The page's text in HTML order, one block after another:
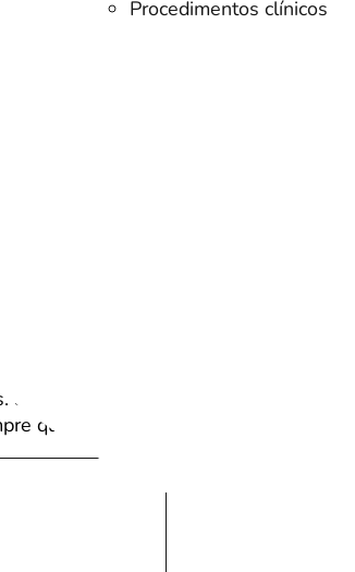
Procedimentos clínicos
é vital para a saúde dos
consultas veterinárias e
amigo recebe cuidado
que precisa.